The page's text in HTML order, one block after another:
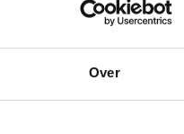
Over